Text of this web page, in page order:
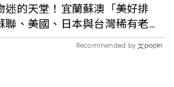
迷的天堂！宜蘭蘇澳「美好排
聯、美國、日本與台灣稀有老
Recommended by